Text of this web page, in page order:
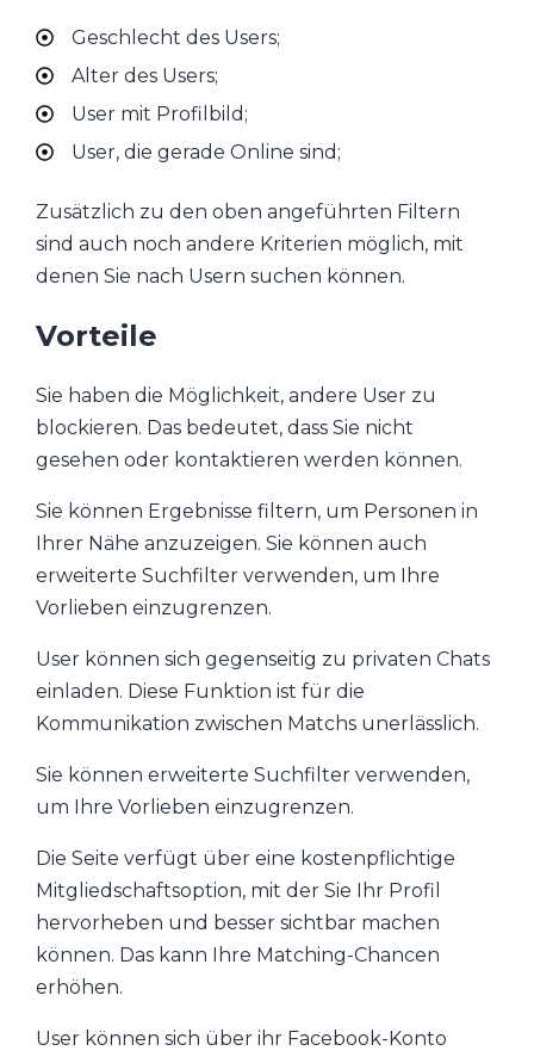
Geschlecht des Users;
Alter des Users;
User mit Profilbild;
User, die gerade Online sind;
Zusätzlich zu den oben angeführten Filtern
sind auch noch andere Kriterien möglich, mit
denen Sie nach Usern suchen können.
Vorteile
Sie haben die Möglichkeit, andere User zu
blockieren. Das bedeutet, dass Sie nicht
gesehen oder kontaktieren werden können.
Sie können Ergebnisse filtern, um Personen in
Ihrer Nähe anzuzeigen. Sie können auch
erweiterte Suchfilter verwenden, um Ihre
Vorlieben einzugrenzen.
User können sich gegenseitig zu privaten Chats
einladen. Diese Funktion ist für die
Kommunikation zwischen Matchs unerlässlich.
Sie können erweiterte Suchfilter verwenden,
um Ihre Vorlieben einzugrenzen.
Die Seite verfügt über eine kostenpflichtige
Mitgliedschaftsoption, mit der Sie Ihr Profil
hervorheben und besser sichtbar machen
können. Das kann Ihre Matching-Chancen
erhöhen.
User können sich über ihr Facebook-Konto